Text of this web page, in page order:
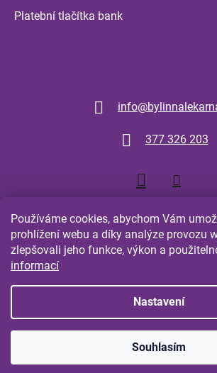
Používáme cookies, abychom Vám
prohlížení webu a díky analýze provozu
zlepšovali jeho funkce, výkon a
informací
Nastavení
Souhlasím
Platební tlačítka bank
info@
377 326 203
Shoptet.cz
Vytvořil Shoptet
Bylinná Lékarna Plzeň
vyhrazena.Upravit nastavení